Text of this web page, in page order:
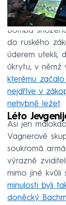
Bomba
do ruského
úderem utekli,
úkrytu, v němž
kterému
nejdříve v
nehybně ležet.
Léto
Asi jen
Vagnerově
soukromá
výrazně
mimo jiné kvůli
minulosti byli
doněcký